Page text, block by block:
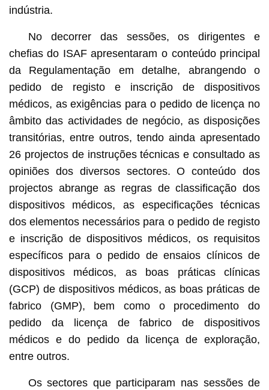
indústria.
No decorrer das sessões, os dirigentes e
chefias do ISAF apresentaram o conteúdo principal
da Regulamentação em detalhe, abrangendo o
pedido de registo e inscrição de dispositivos
médicos, as exigências para o pedido de licença no
âmbito das actividades de negócio, as disposições
transitórias, entre outros, tendo ainda apresentado
26 projectos de instruções técnicas e consultado as
opiniões dos diversos sectores. O conteúdo dos
projectos abrange as regras de classificação dos
dispositivos médicos, as especificações técnicas
dos elementos necessários para o pedido de registo
e inscrição de dispositivos médicos, os requisitos
específicos para o pedido de ensaios clínicos de
dispositivos médicos, as boas práticas clínicas
(GCP) de dispositivos médicos, as boas práticas de
fabrico (GMP), bem como o procedimento do
pedido da licença de fabrico de dispositivos
médicos e do pedido da licença de exploração,
entre outros.
Os sectores que participaram nas sessões de